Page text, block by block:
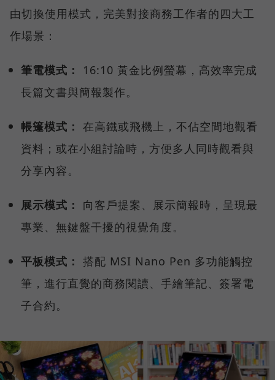
由切換使用模式，完美對接商務工作者的四大工
作場景：
筆電模式：
16:10 黃金比例螢幕，高效率完成
長篇文書與簡報製作。
帳篷模式： 在高鐵或飛機上，不佔空間地觀看
資料；或在小組討論時，方便多人同時觀看與
分享內容。
展示模式：
向客戶提案、展示簡報時，呈現最
專業、無鍵盤干擾的視覺角度。
平板模式： 搭配 MSI Nano Pen 多功能觸控
筆，進行直覺的商務閱讀、手繪筆記、簽署電
子合約。